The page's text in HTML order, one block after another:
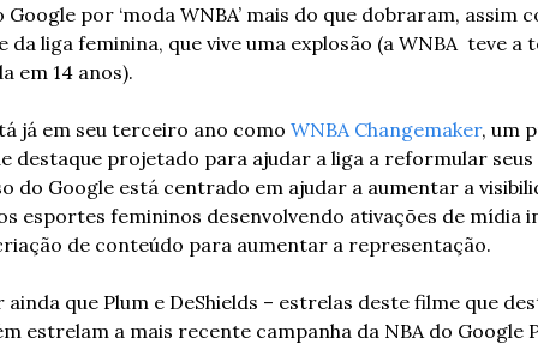
Google por ‘moda WNBA’ mais do que dobraram, assim
da liga feminina, que vive uma explosão (a WNBA  teve a
em 14 anos).
já em seu terceiro ano como WNBA Changemaker, um
destaque projetado para ajudar a liga a reformular seus
do Google está centrado em ajudar a aumentar a
esportes femininos desenvolvendo ativações de mídia
de conteúdo para aumentar a representação.
ainda que Plum e DeShields – estrelas deste filme que
estrelam a mais recente campanha da NBA do Google